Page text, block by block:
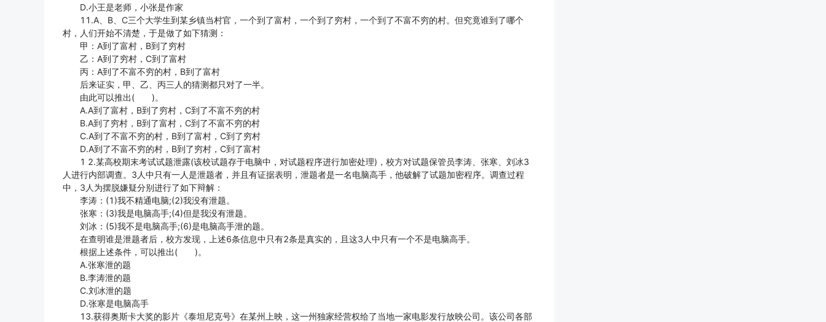
D.小王是老师，小张是作家
11.A、B、C三个大学生到某乡镇当村官，一个到了富村，一个到了穷村，一个到了不富不穷的村。但究竟谁到了哪个
村，人们开始不清楚，于是做了如下猜测：
甲：A到了富村，B到了穷村
乙：A到了穷村，C到了富村
丙：A到了不富不穷的村，B到了富村
后来证实，甲、乙、丙三人的猜测都只对了一半。
由此可以推出( )。
A.A到了富村，B到了穷村，C到了不富不穷的村
B.A到了穷村，B到了富村，C到了不富不穷的村
C.A到了不富不穷的村，B到了富村，C到了穷村
D.A到了不富不穷的村，B到了穷村，C到了富村
1 2.某高校期末考试试题泄露(该校试题存于电脑中，对试题程序进行加密处理)，校方对试题保管员李涛、张寒、刘冰3
人进行内部调查。3人中只有一人是泄题者，并且有证据表明，泄题者是一名电脑高手，他破解了试题加密程序。调查过程
中，3人为摆脱嫌疑分别进行了如下辩解：
李涛：(1)我不精通电脑;(2)我没有泄题。
张寒：(3)我是电脑高手;(4)但是我没有泄题。
刘冰：(5)我不是电脑高手;(6)是电脑高手泄的题。
在查明谁是泄题者后，校方发现，上述6条信息中只有2条是真实的，且这3人中只有一个不是电脑高手。
根据上述条件，可以推出( )。
A.张寒泄的题
B.李涛泄的题
C.刘冰泄的题
D.张寒是电脑高手
13.获得奥斯卡大奖的影片《泰坦尼克号》在某州上映，这一州独家经营权给了当地一家电影发行放映公司。该公司各部